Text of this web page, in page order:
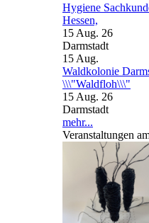
Hygiene
Hessen,
15 Aug. 26
Darmstadt
15 Aug.
Waldkolonie
\\\"Waldfloh\\\"
15 Aug. 26
Darmstadt
mehr...
Veranstaltungen